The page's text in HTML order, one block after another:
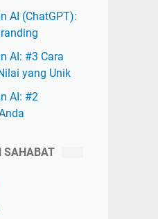
AI (ChatGPT):
AI: #3 Cara
yang Unik
AI: #2
SAHABAT